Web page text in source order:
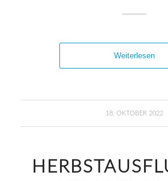
Weiterlesen
18. OKTOBER 2022